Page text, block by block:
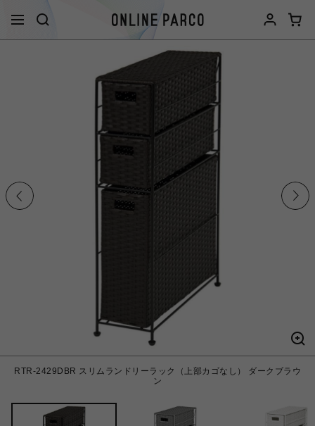
RTR-2429DBR スリムランドリーラック（上部カゴなし） ダークブラウ
ン